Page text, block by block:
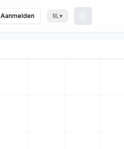
Aanmelden NL▾
Toggle